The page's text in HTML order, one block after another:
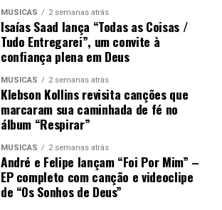
MÚSICAS 2 semanas atrás
Isaías Saad lança “Todas as Coisas /
Tudo Entregarei”, um convite à
confiança plena em Deus
MÚSICAS 2 semanas atrás
Klebson Kollins revisita canções que
marcaram sua caminhada de fé no
álbum “Respirar”
MÚSICAS 2 semanas atrás
André e Felipe lançam “Foi Por Mim” –
EP completo com canção e videoclipe
de “Os Sonhos de Deus”